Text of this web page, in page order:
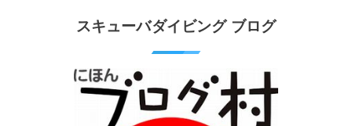
スキューバダイビング ブログ